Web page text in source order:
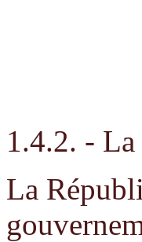
1.4.2. -
La